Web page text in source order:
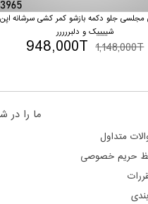
مجلسی جلو دکمه بازشو کمر کشی سرشانه اپن
شییییک و دلبررررر
1,148,000T
948,000T
متداول
حریم خصوصی
ما را در